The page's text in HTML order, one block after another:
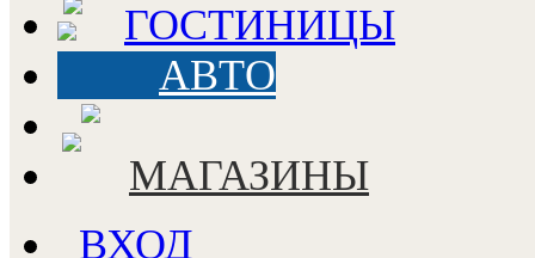
ГОСТИНИЦЫ
АВТО
МАГАЗИНЫ
ВХОД